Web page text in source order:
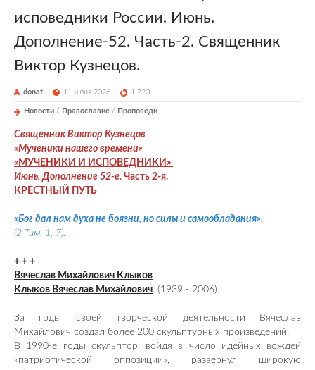
исповедники России. Июнь.
Дополнение-52. Часть-2. Священник
Виктор Кузнецов.
donat 11 июня 2026 1 720
Новости / Православие / Проповеди
Священник Виктор Кузнецов
«Мученики нашего времени»
«МУЧЕНИКИ И ИСПОВЕДНИКИ»
Июнь. Дополнение 52-е. Часть 2-я.
КРЕСТНЫЙ ПУТЬ
«Бог дал нам духа не боязни, но силы и самообладания».
(2 Тим. 1, 7).
+ + +
Вячеслав Михайлович Клыков
Клыков Вячеслав Михайлович. (1939 - 2006).
За годы своей творческой деятельности Вячеслав
Михайлович создал более 200 скульптурных произведений.
В 1990-е годы скульптор, войдя в число идейных вождей
«патриотической оппозиции», развернул широкую